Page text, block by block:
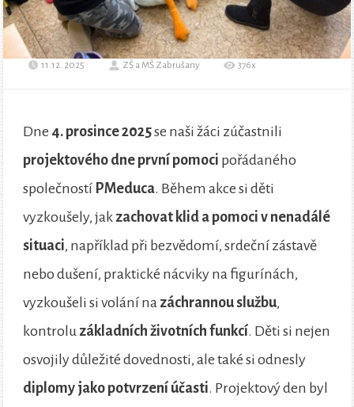
11.12. 2025 ZŠ a MŠ Zabrušany 376x
Dne 4. prosince 2025se naši žáci zúčastnili
projektového dne první pomoci pořádaného
společností PMeduca. Během akce si děti
vyzkoušely, jak zachovat klid a pomoci v nenadálé
situaci, například při bezvědomí, srdeční zástavě
nebo dušení, praktické nácviky na figurínách,
vyzkoušeli si volání na záchrannou službu,
kontrolu základních životních funkcí. Děti si nejen
osvojily důležité dovednosti, ale také si odnesly
diplomy jako potvrzení účasti. Projektový den byl